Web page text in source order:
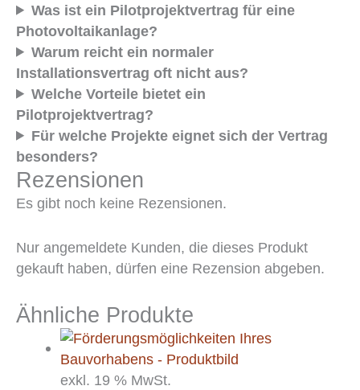
Was ist ein Pilotprojektvertrag für eine
Photovoltaikanlage?
Warum reicht ein normaler
Installationsvertrag oft nicht aus?
Welche Vorteile bietet ein
Pilotprojektvertrag?
Für welche Projekte eignet sich der Vertrag
besonders?
Rezensionen
Es gibt noch keine Rezensionen.
Nur angemeldete Kunden, die dieses Produkt
gekauft haben, dürfen eine Rezension abgeben.
Ähnliche Produkte
exkl. 19 % MwSt.